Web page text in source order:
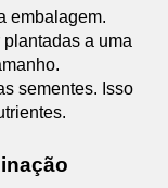
embalagem.
a uma
sementes. Isso